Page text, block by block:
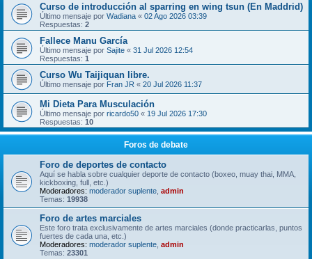
Curso de introducción al sparring en wing tsun (En Maddrid)
Último mensaje por Wadiana « 02 Ago 2026 03:39
Respuestas: 2
Fallece Manu García
Último mensaje por Sajite « 31 Jul 2026 12:54
Respuestas: 1
Curso Wu Taijiquan libre.
Último mensaje por Fran JR « 20 Jul 2026 11:37
Mi Dieta Para Musculación
Último mensaje por ricardo50 « 19 Jul 2026 17:30
Respuestas: 10
Foros de debate
Foro de deportes de contacto
Aquí se habla sobre cualquier deporte de contacto (boxeo, muay thai, MMA,
kickboxing, full, etc.)
Moderadores: moderador suplente admin
Temas: 19938
Foro de artes marciales
Este foro trata exclusivamente de artes marciales (donde practicarlas, puntos
fuertes de cada una, etc.)
Moderadores: moderador suplente admin
Temas: 23301